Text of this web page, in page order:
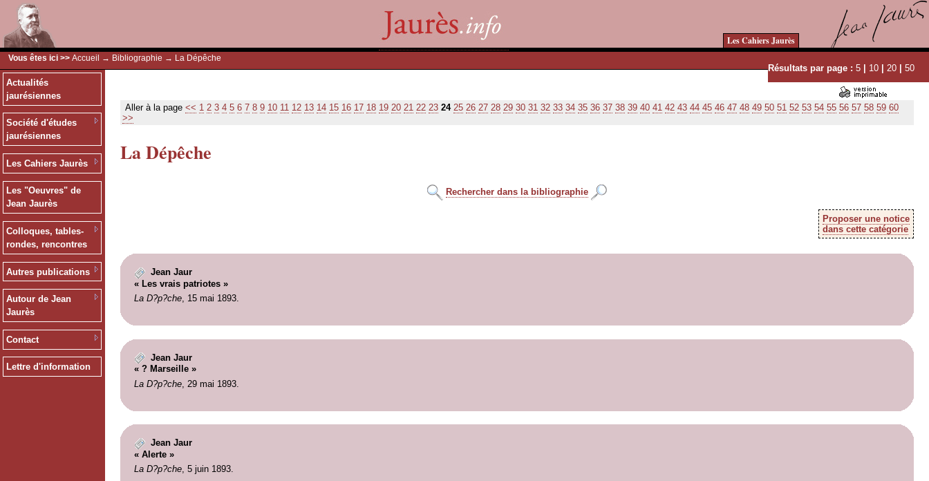
Les Cahiers Jaurès
Vous êtes ici >> Accueil → Bibliographie → La Dépêche
Résultats par page : 5 | 10 | 20 | 50
Actualités
jaurésiennes
Société d'études
jaurésiennes
Les Cahiers Jaurès
Les "Oeuvres" de
Jean Jaurès
Colloques, tables-
rondes, rencontres
Autres publications
Autour de Jean
Jaurès
Contact
Lettre d'information
Aller à la page << 1 2 3 4 5 6 7 8 9 10 11 12 13 14 15 16 17 18 19 20 21 22 23 24 25 26 27 28 29 30 31 32 33 34 35 36 37 38 39 40 41 42 43 44 45 46 47 48 49 50 51 52 53 54 55 56 57 58 59 60
>>
La Dépêche
Rechercher dans la bibliographie
Proposer une notice
dans cette catégorie
Jean Jaur
« Les vrais patriotes »
La D?p?che, 15 mai 1893.
Jean Jaur
« ? Marseille »
La D?p?che, 29 mai 1893.
Jean Jaur
« Alerte »
La D?p?che, 5 juin 1893.